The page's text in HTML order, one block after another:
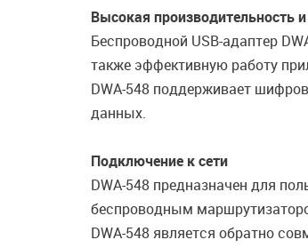
Высокая производительность
Беспроводной USB-адаптер
также эффективную работу
DWA-548 поддерживает
данных.
Подключение к сети
DWA-548 предназначен для
беспроводным
DWA-548 является обратно